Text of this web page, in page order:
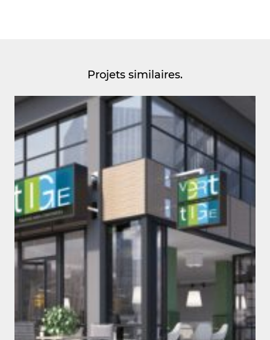
Projets similaires.
Marques & Enseignes
VERT TIGE
#branding #design